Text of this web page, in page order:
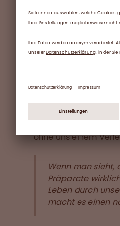
Filterkerzen,
Filterhilfsmittel,
Natriumchlorid,
Platz zu haben ist
Hochregallager mit
Schmalgangstapler,
Materialien in die
ohne uns einem
Wenn man sieht,
Präparate
Leben durch
macht es einen